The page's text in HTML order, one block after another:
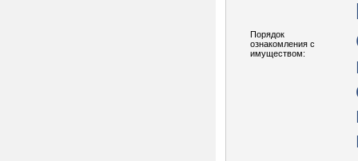
Порядок
ознакомления с
имуществом: